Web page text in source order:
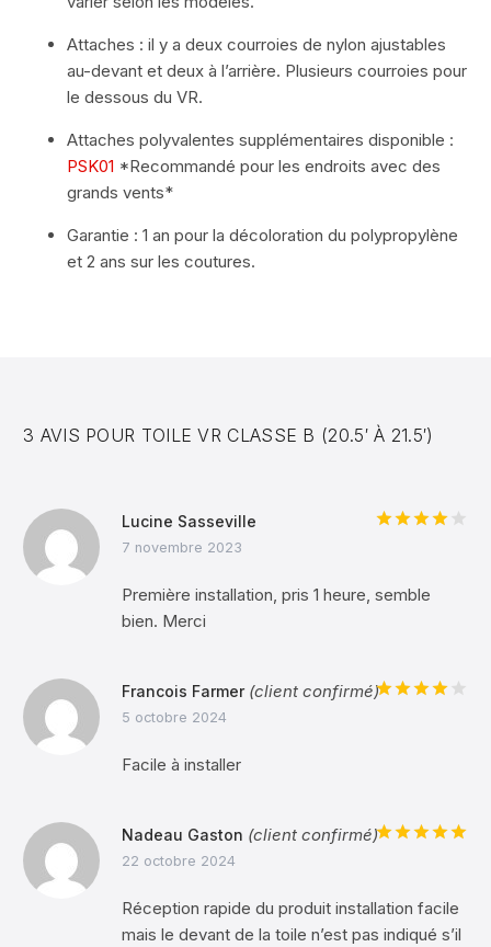
Attaches : il y a deux courroies de nylon ajustables
au-devant et deux à l’arrière. Plusieurs courroies pour
le dessous du VR.
Attaches polyvalentes supplémentaires disponible :
PSK01 *Recommandé pour les endroits avec des
grands vents*
Garantie : 1 an pour la décoloration du polypropylène
et 2 ans sur les coutures.
3 AVIS POUR TOILE VR CLASSE B (20.5′ À 21.5′)
Lucine Sasseville
7 novembre 2023
Première installation, pris 1 heure, semble
bien. Merci
Francois Farmer (client confirmé)
5 octobre 2024
Facile à installer
Nadeau Gaston (client confirmé)
22 octobre 2024
Réception rapide du produit installation facile
mais le devant de la toile n’est pas indiqué s’il
OBTENEZ 5% DE RABAIS
Abonnez-vous maintenant pour obtenir votre coupon rabais.
De plus, soyez au courant de nos futures promotions!